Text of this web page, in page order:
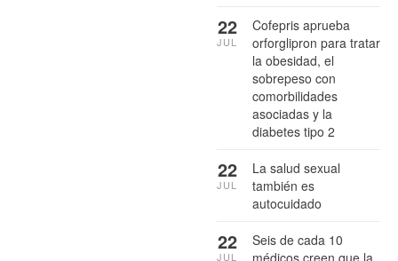
Cofepris aprueba
orforglipron para tratar
la obesidad, el
sobrepeso con
comorbilidades
asociadas y la
diabetes tipo 2
22
JUL
La salud sexual
también es
autocuidado
22
JUL
Seis de cada 10
22
JUL